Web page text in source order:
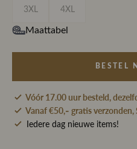
3XL 4XL
Maattabel
BESTEL
Vóór 17.00 uur besteld,
Vanaf €50,- gratis verzonden,
Iedere dag nieuwe items!